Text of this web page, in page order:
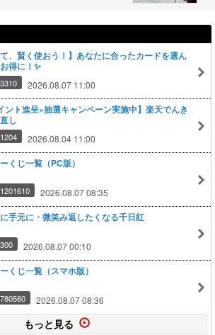
て、賢く使おう！】あなたに合ったカードを選ん
得に！✨
2026.08.07 11:00
ント進呈×抽選キャンペーン実施中】楽天でんき
し
2026.08.04 11:00
くじ一覧（PC版）
2026.08.07 08:35
手元に・微笑み返したくなる千日紅
2026.08.07 00:10
くじ一覧（スマホ版）
2026.08.07 08:36
もっと見る